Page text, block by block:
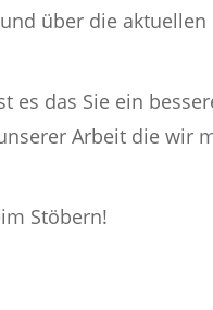
über die
es das Sie ein
Arbeit die wir
Stöbern!